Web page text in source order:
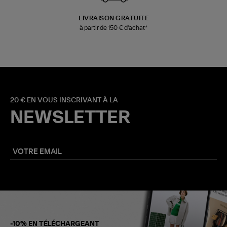
LIVRAISON GRATUITE
à partir de 150 € d'achat*
20 € EN VOUS INSCRIVANT À LA
NEWSLETTER
-10% EN TÉLÉCHARGEANT